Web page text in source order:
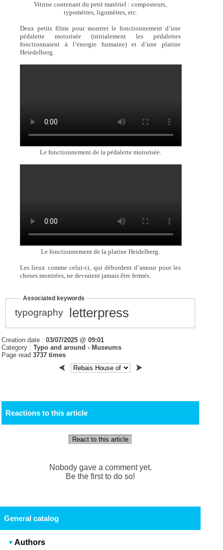
Vitrine contenant du petit matériel : composteurs,
typomètres, ligomètres, etc.
Deux petits films pour montrer le fonctionnement d’une
pédalette motorisée (initialement les pédalettes
fonctionnaient à l’énergie humaine) et d’une platine
Heiedelberg.
Le fonctionnement de la pédalette motorisée.
Le fonctionnement de la platine Heidelberg.
Les lieux comme celui-ci, qui débordent d’amour pour les
choses montrées, ne devraient jamais être fermés.
Associated keywords
typography letterpress
Creation date :03/07/2025 @ 09:01
Category :Typo and around - Museums
Page read3737 times
Reactions to this article
React to this article
Nobody gave a comment yet.
Be the first to do so!
General catalog
Authors